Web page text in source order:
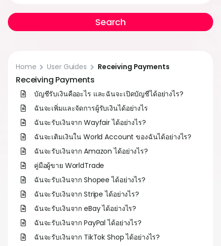
ราคา
Home User Guides Receiving Payments
Receiving Payments
บัญชีรับเงินคืออะไร และฉันจะเปิดบัญชีได้อย่างไร?
ฉันจะเพิ่มและจัดการผู้รับเงินได้อย่างไร
ฉันจะรับเงินจาก Wayfair ได้อย่างไร?
ฉันจะเติมเงินใน World Account ของฉันได้อย่างไร?
ฉันจะรับเงินจาก Amazon ได้อย่างไร?
คู่มือผู้ขาย WorldTrade
ฉันจะรับเงินจาก Shopee ได้อย่างไร?
ฉันจะรับเงินจาก Stripe ได้อย่างไร?
ฉันจะรับเงินจาก eBay ได้อย่างไร?
ฉันจะรับเงินจาก PayPal ได้อย่างไร?
ฉันจะรับเงินจาก TikTok Shop ได้อย่างไร?